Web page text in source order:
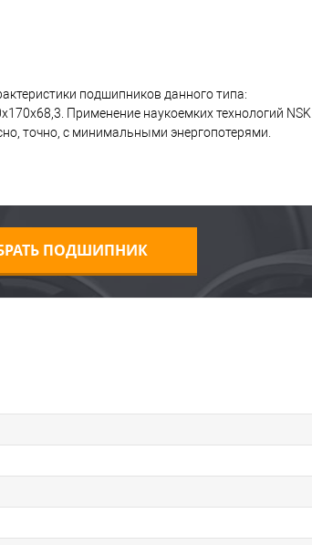
подшипников данного типа:
Применение наукоемких технологий NSK
точно, с минимальными энергопотерями.
ПОДШИПНИК